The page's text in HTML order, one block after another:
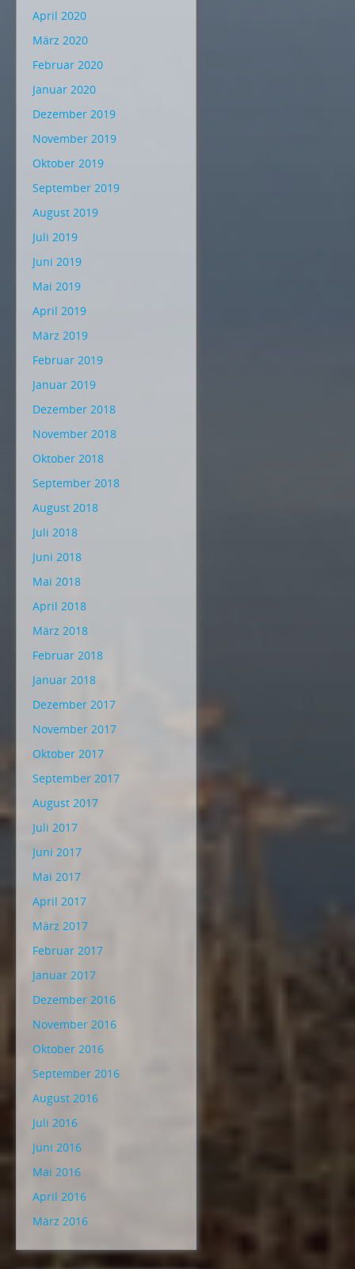
April 2020
März 2020
Februar 2020
Januar 2020
Dezember 2019
November 2019
Oktober 2019
September 2019
August 2019
Juli 2019
Juni 2019
Mai 2019
April 2019
März 2019
Februar 2019
Januar 2019
Dezember 2018
November 2018
Oktober 2018
September 2018
August 2018
Juli 2018
Juni 2018
Mai 2018
April 2018
März 2018
Februar 2018
Januar 2018
Dezember 2017
November 2017
Oktober 2017
September 2017
August 2017
Juli 2017
Juni 2017
Mai 2017
April 2017
März 2017
Februar 2017
Januar 2017
Dezember 2016
November 2016
Oktober 2016
September 2016
August 2016
Juli 2016
Juni 2016
Mai 2016
April 2016
März 2016